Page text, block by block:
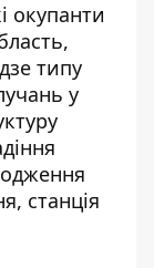
окупанти
типу
у
станція